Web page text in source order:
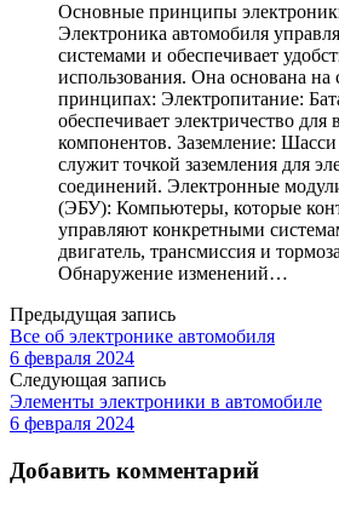
Основные принципы
Электроника автомобиля
системами и обеспечивает
использования. Она основана
принципах: Электропитание:
обеспечивает электричество для
компонентов. Заземление:
служит точкой заземления для
соединений. Электронные
(ЭБУ): Компьютеры, которые
управляют конкретными
двигатель, трансмиссия и
Обнаружение изменений…
Предыдущая запись
Все об электронике автомобиля
6 февраля 2024
Следующая запись
Элементы электроники в автомобиле
6 февраля 2024
Добавить комментарий